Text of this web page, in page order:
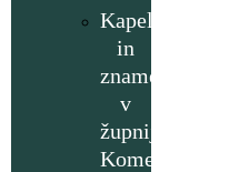
Kapelice
in
znamenja
v
župniji
Komenda